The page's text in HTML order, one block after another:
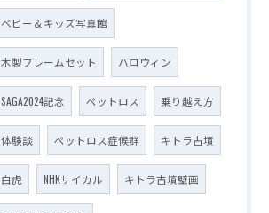
ベビー＆キッズ写真館
木製フレームセット ハロウィン
SAGA2024記念 ペットロス 乗り越え方
体験談 ペットロス症候群 キトラ古墳
白虎 NHKサイカル キトラ古墳壁画